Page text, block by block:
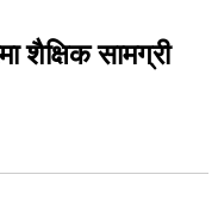
शैक्षिक सामग्री